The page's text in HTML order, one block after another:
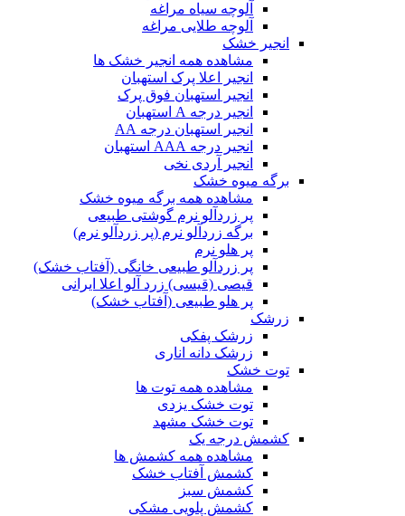
آلوچه سیاه مراغه
آلوچه طلایی مراغه
انجیر خشک
مشاهده همه انجیر خشک ها
انجیر اعلا پرک استهبان
انجیر استهبان فوق پرک
انجیر درجه A استهبان
انجیر استهبان درجه AA
انجیر درجه AAA استهبان
انجیر آردی نخی
برگه میوه خشک
مشاهده همه برگه میوه خشک
پر زردآلو نرم گوشتی طبیعی
برگه زردآلو نرم (پر زردآلو نرم)
پر هلو نرم
پر زردآلو طبیعی خانگی (آفتاب خشک)
قیصی (قیسی) زرد آلو اعلا ایرانی
پر هلو طبیعی (آفتاب خشک)
زرشک
زرشک پفکی
زرشک دانه اناری
توت خشک
مشاهده همه توت ها
توت خشک یزدی
توت خشک مشهد
کشمش درجه یک
مشاهده همه کشمش ها
کشمش آفتاب خشک
کشمش سبز
کشمش پلویی مشکی